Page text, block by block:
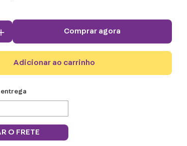
comprar agora
adicionar ao carrinho
O FRETE